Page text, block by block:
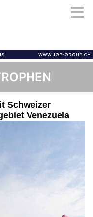
Schweizer
Venezuela